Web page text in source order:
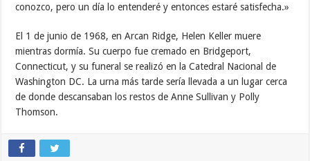
conozco, pero un día lo entenderé y entonces estaré satisfecha.»
El 1 de junio de 1968, en Arcan Ridge, Helen Keller muere
mientras dormía. Su cuerpo fue cremado en Bridgeport,
Connecticut, y su funeral se realizó en la Catedral Nacional de
Washington DC. La urna más tarde sería llevada a un lugar cerca
de donde descansaban los restos de Anne Sullivan y Polly
Thomson.